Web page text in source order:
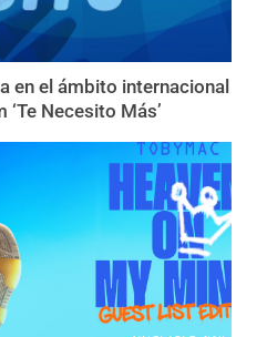
en el ámbito internacional
‘Te Necesito Más’